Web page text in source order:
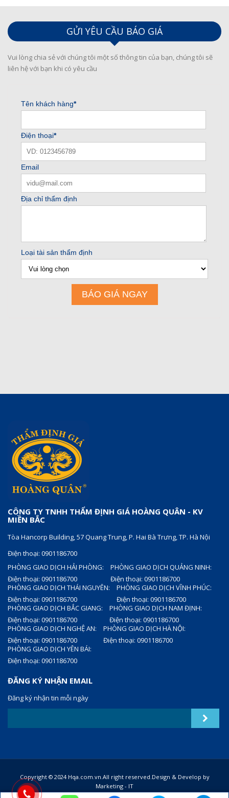
GỬI YÊU CẦU BÁO GIÁ
Vui lòng chia sẻ với chúng tôi một số thông tin của bạn, chúng tôi sẽ
liên hệ với bạn khi có yêu cầu
CÔNG TY TNHH THẨM ĐỊNH GIÁ HOÀNG QUÂN - KV
MIỀN BẮC
Tòa Hancorp Building, 57 Quang Trung, P. Hai Bà Trưng, TP. Hà Nội
Điện thoại: 0901186700
PHÒNG GIAO DỊCH HẢI PHÒNG:
Điện thoại: 0901186700
PHÒNG GIAO DỊCH QUẢNG NINH:
Điện thoại: 0901186700
PHÒNG GIAO DỊCH THÁI NGUYÊN:
Điện thoại: 0901186700
PHÒNG GIAO DỊCH VĨNH PHÚC:
Điện thoại: 0901186700
PHÒNG GIAO DỊCH BẮC GIANG:
Điện thoại: 0901186700
PHÒNG GIAO DỊCH NAM ĐỊNH:
Điện thoại: 0901186700
PHÒNG GIAO DỊCH NGHỆ AN:
Điện thoại: 0901186700
PHÒNG GIAO DỊCH HÀ NỘI:
Điện thoại: 0901186700
PHÒNG GIAO DỊCH YÊN BÁI:
Điện thoại: 0901186700
ĐĂNG KÝ NHẬN EMAIL
Đăng ký nhận tin mỗi ngày
Copyright © 2024 Hqa.com.vn.All right reserved.Design & Develop by
Marketing - IT